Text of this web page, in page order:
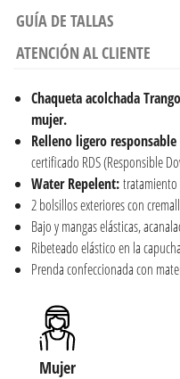
GUÍA DE TALLAS
ATENCIÓN AL CLIENTE
Chaqueta acolchada
mujer.
Relleno ligero
certificado RDS (Responsible
Water Repelent:tratamiento
2 bolsillos exteriores con
Bajo y mangas elásticas,
Ribeteado elástico en la
Prenda confeccionada con
Mujer